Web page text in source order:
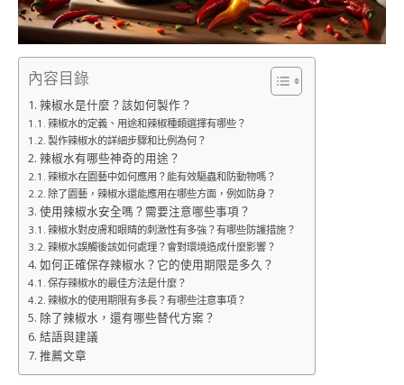
內容目錄
辣椒水是什麼？該如何製作？
辣椒水的定義、用途和辣椒種類選擇有哪些？
製作辣椒水的詳細步驟和比例為何？
辣椒水有哪些神奇的用途？
辣椒水在園藝中如何應用？能有效驅蟲和防動物嗎？
除了園藝，辣椒水還能應用在哪些方面，例如防身？
使用辣椒水安全嗎？需要注意哪些事項？
辣椒水對皮膚和眼睛的刺激性有多強？有哪些防護措施？
辣椒水誤觸後該如何處理？會對環境造成什麼影響？
如何正確保存辣椒水？它的使用期限是多久？
保存辣椒水的最佳方法是什麼？
辣椒水的使用期限有多長？有哪些注意事項？
除了辣椒水，還有哪些替代方案？
結語與建議
推薦文章